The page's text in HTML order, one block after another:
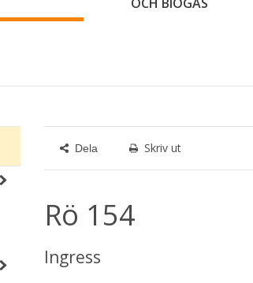
Dela Skriv ut
Rö 154
Ingress